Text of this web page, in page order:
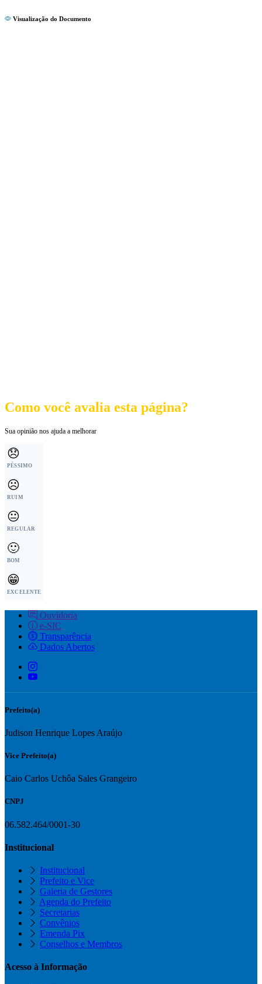
Visualização do Documento
Como você avalia esta página?
Sua opinião nos ajuda a melhorar
😞
PÉSSIMO
☹️
RUIM
😐
REGULAR
🙂
BOM
😁
EXCELENTE
Ouvidoria
e-SIC
Transparência
Dados Abertos
Prefeito(a)
Judison Henrique Lopes Araújo
Vice Prefeito(a)
Caio Carlos Uchôa Sales Grangeiro
CNPJ
06.582.464/0001-30
Institucional
Institucional
Prefeito e Vice
Galeria de Gestores
Agenda do Prefeito
Secretarias
Convênios
Emenda Pix
Conselhos e Membros
Acesso à Informação